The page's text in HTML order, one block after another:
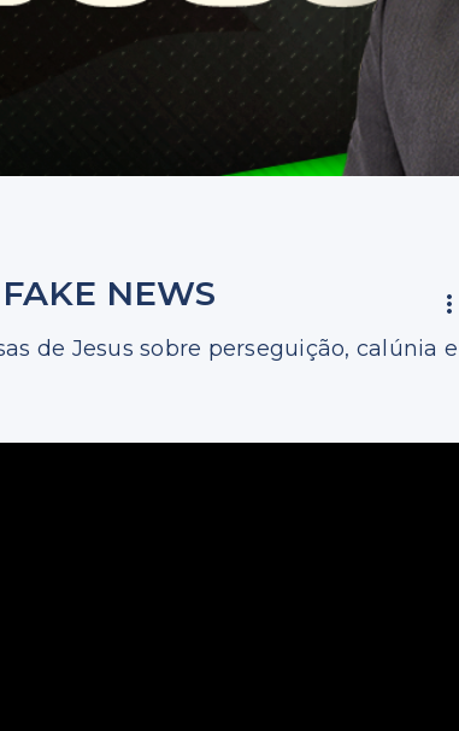
NEWS
de Jesus sobre perseguição, calúnia e